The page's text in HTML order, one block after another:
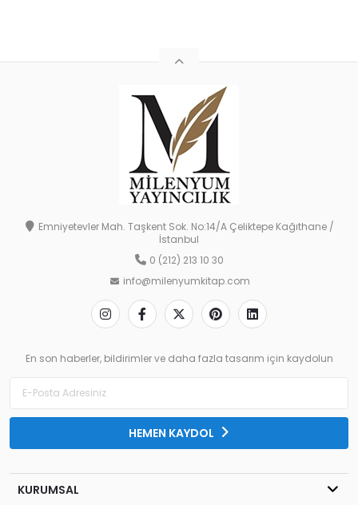
Emniyetevler Mah. Taşkent Sok. No:14/A Çeliktepe Kağıthane /
İstanbul
0 (212) 213 10 30
info@milenyumkitap.com
En son haberler, bildirimler ve daha fazla tasarım için kaydolun
HEMEN KAYDOL
KURUMSAL